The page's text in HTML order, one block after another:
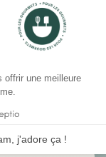
produit.